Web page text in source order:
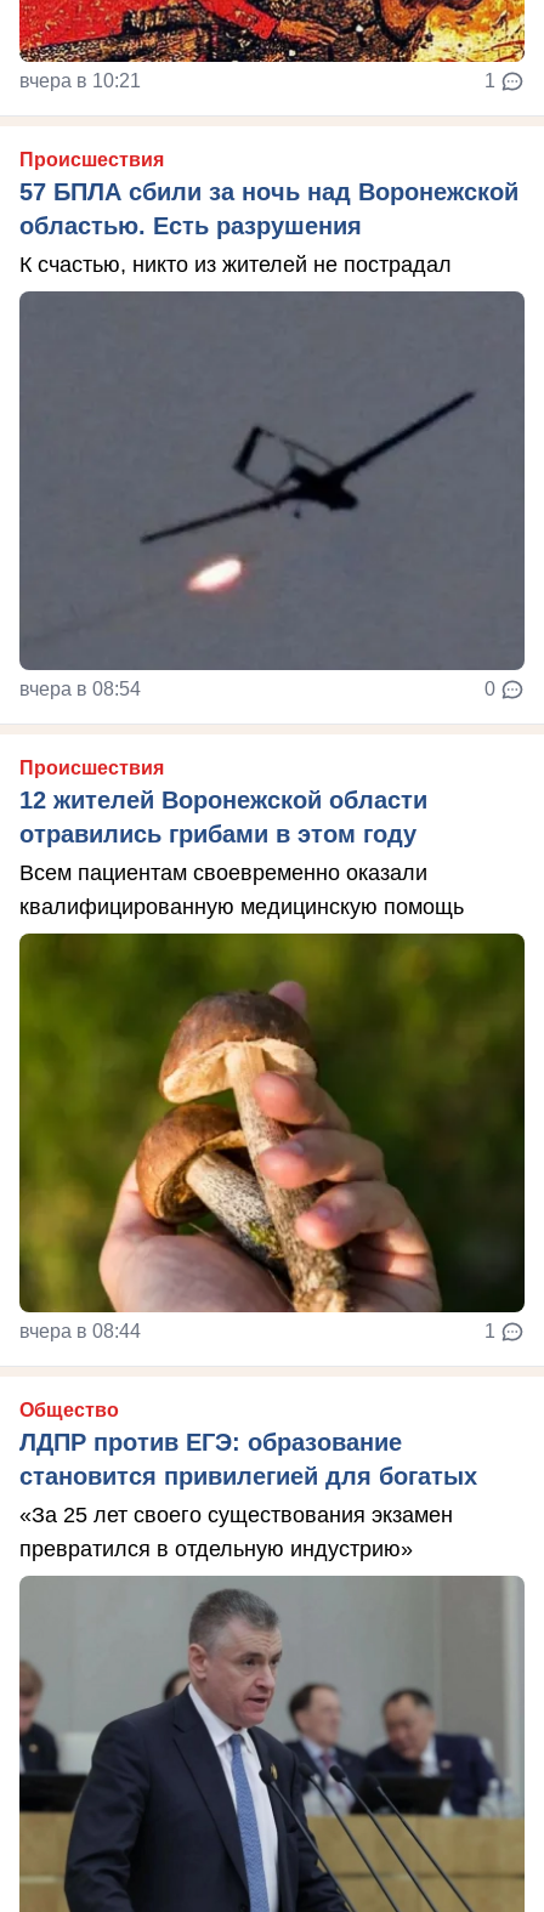
вчера в 10:21 1
Происшествия
57 БПЛА сбили за ночь над Воронежской
областью. Есть разрушения
К счастью, никто из жителей не пострадал
вчера в 08:54 0
Происшествия
12 жителей Воронежской области
отравились грибами в этом году
Всем пациентам своевременно оказали
квалифицированную медицинскую помощь
вчера в 08:44 1
Общество
ЛДПР против ЕГЭ: образование
становится привилегией для богатых
«За 25 лет своего существования экзамен
превратился в отдельную индустрию»